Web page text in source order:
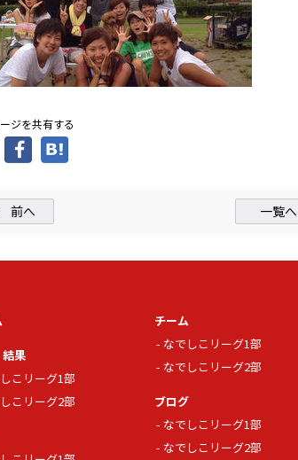
ジを共有する
前へ 一覧へ
結果
こリーグ1部
こリーグ2部
チーム
なでしこリーグ1部
なでしこリーグ2部
ブログ
なでしこリーグ1部
なでしこリーグ2部